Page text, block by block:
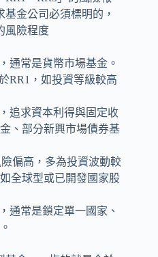
金公司必須標明的，
風險程度
通常是貨幣市場基金。
RR1，如投資等級較高
追求資本利得與固定收
、部分新興市場債券基
險偏高，多為投資波動較
全球型或已開發國家股
通常是鎖定單一國家、